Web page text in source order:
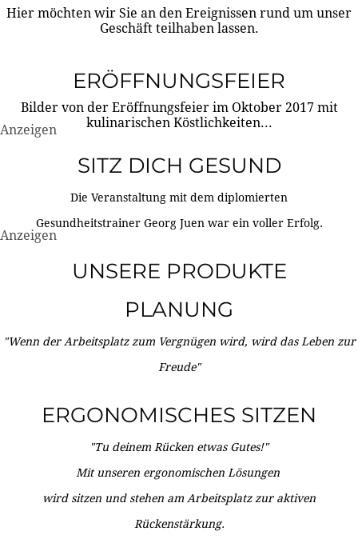
Hier möchten wir Sie an den Ereignissen rund um unser
Geschäft teilhaben lassen.
ERÖFFNUNGSFEIER
Bilder von der Eröffnungsfeier im Oktober 2017 mit
kulinarischen Köstlichkeiten...
Anzeigen
SITZ DICH GESUND
Die Veranstaltung mit dem diplomierten
Gesundheitstrainer Georg Juen war ein voller Erfolg.
Anzeigen
UNSERE PRODUKTE
PLANUNG
"Wenn der Arbeitsplatz zum Vergnügen wird, wird das Leben zur
Freude"
ERGONOMISCHES SITZEN
"Tu deinem Rücken etwas Gutes!"
Mit unseren ergonomischen Lösungen
wird sitzen und stehen am Arbeitsplatz zur aktiven
Rückenstärkung.